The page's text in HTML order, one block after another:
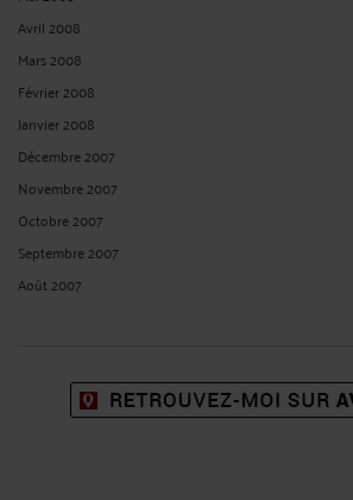
Avril 2008
Mars 2008
Février 2008
Janvier 2008
Décembre 2007
Novembre 2007
Octobre 2007
Septembre 2007
Août 2007